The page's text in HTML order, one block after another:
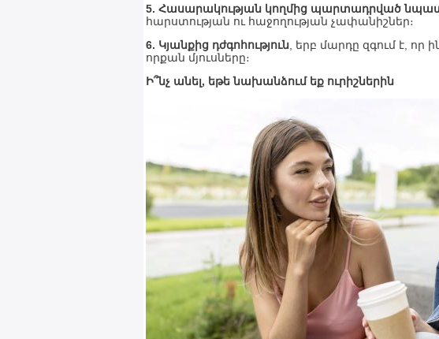
5. Հասարակության կողմից պարտադրված
հարստության ու հաջողության չափանիշներ։
6. Կյանքից դժգոհություն , երբ մարդը զգում է, որ
որքան մյուսները։
Ի՞նչ անել, եթե նախանձում եք ուրիշներին